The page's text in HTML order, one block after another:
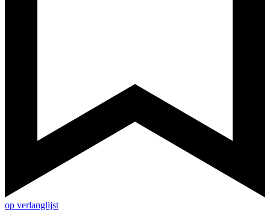
op verlanglijst